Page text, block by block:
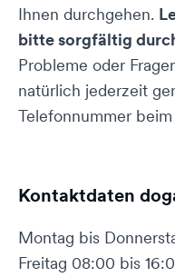
Ihnen durchgehen.
bitte sorgfältig
Probleme oder
natürlich jederzeit
Telefonnummer
Kontaktdaten
Montag bis
Freitag 08:00 bis